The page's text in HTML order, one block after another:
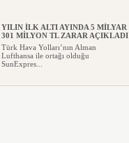
YILIN İLK ALTI AYINDA 5 MİLYAR
301 MİLYON TL ZARAR AÇIKLADI
Türk Hava Yolları’nın Alman
Lufthansa ile ortağı olduğu
SunExpres...
ABD FLY BAGHDAD’A